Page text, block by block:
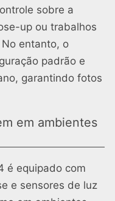
sobre a
up ou trabalhos
entanto, o
padrão e
garantindo fotos
em ambientes
é equipado com
e sensores de luz